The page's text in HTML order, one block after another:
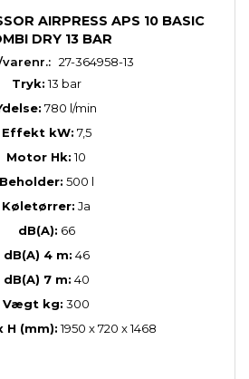
AIRPRESS APS 10 BASIC
DRY 13 BAR
27-364958-13
Tryk:13 bar
780 l/min
Effekt kW: 7,5
Motor Hk:10
Beholder: 500 l
Køletørrer: Ja
dB(A): 66
dB(A) 4 m: 46
dB(A) 7 m: 40
Vægt kg: 300
H (mm):1950 x 720 x 1468